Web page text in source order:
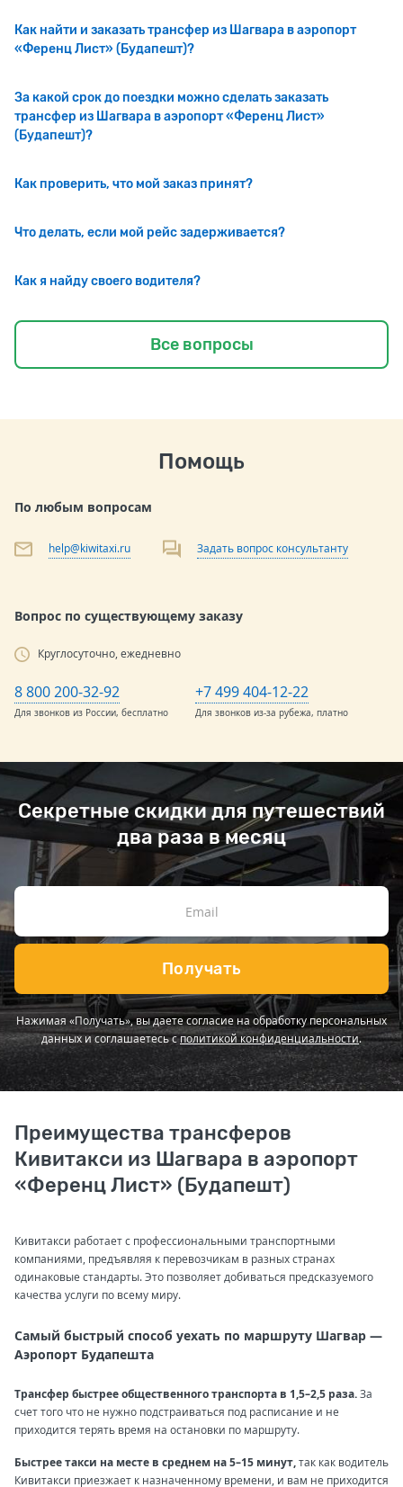
Как найти и заказать трансфер из Шагвара в аэропорт
«Ференц Лист» (Будапешт)?
За какой срок до поездки можно сделать заказать
трансфер из Шагвара в аэропорт «Ференц Лист»
(Будапешт)?
Как проверить, что мой заказ принят?
Что делать, если мой рейс задерживается?
Как я найду своего водителя?
Все вопросы
Помощь
По любым вопросам
help@kiwitaxi.ru Задать вопрос консультанту
Вопрос по существующему заказу
Круглосуточно, ежедневно
8 800 200-32-92
Для звонков из России, бесплатно
+7 499 404-12-22
Для звонков из-за рубежа, платно
Секретные скидки для путешествий
два раза в месяц
Получать
Нажимая «Получать», вы даете согласие на обработку персональных
данных и соглашаетесь сполитикой конфиденциальности.
Преимущества трансферов
Кивитакси из Шагвара в аэропорт
«Ференц Лист» (Будапешт)
Кивитакси работает с профессиональными транспортными
компаниями, предъявляя к перевозчикам в разных странах
одинаковые стандарты. Это позволяет добиваться предсказуемого
качества услуги по всему миру.
Самый быстрый способ уехать по маршруту Шагвар —
Аэропорт Будапешта
Трансфер быстрее общественного транспорта в 1,5–2,5 раза.За
счет того что не нужно подстраиваться под расписание и не
приходится терять время на остановки по маршруту.
Быстрее такси на месте в среднем на 5–15 минут,так как водитель
Кивитакси приезжает к назначенному времени, и вам не приходится